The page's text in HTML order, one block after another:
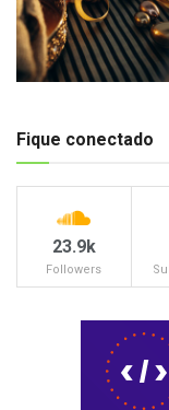
Fique conectado
23.9k
Followers